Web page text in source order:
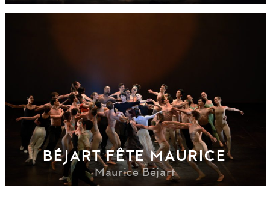
BÉJART FÊTE MAURICE
Maurice Béjart